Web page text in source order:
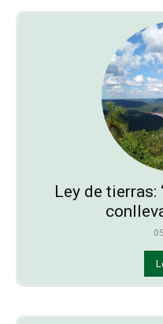
Ley de tierras: